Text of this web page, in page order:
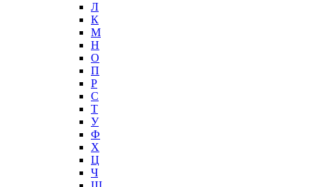
Л
К
М
Н
О
П
Р
С
Т
У
Ф
Х
Ц
Ч